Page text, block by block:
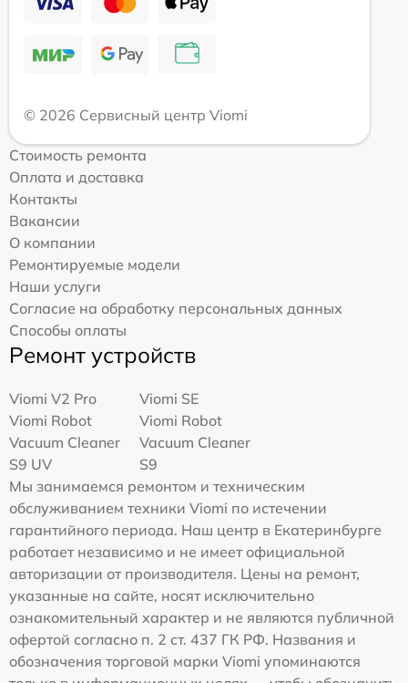
© 2026 Сервисный центр Viomi
Стоимость ремонта
Оплата и доставка
Контакты
Вакансии
О компании
Ремонтируемые модели
Наши услуги
Согласие на обработку персональных данных
Способы оплаты
Ремонт устройств
Viomi V2 Pro
Viomi SE
Viomi Robot
Vacuum Cleaner
S9 UV
Viomi Robot
Vacuum Cleaner
S9
Мы занимаемся ремонтом и техническим
обслуживанием техники Viomi по истечении
гарантийного периода. Наш центр в Екатеринбурге
работает независимо и не имеет официальной
авторизации от производителя. Цены на ремонт,
указанные на сайте, носят исключительно
ознакомительный характер и не являются публичной
офертой согласно п. 2 ст. 437 ГК РФ. Названия и
обозначения торговой марки Viomi упоминаются